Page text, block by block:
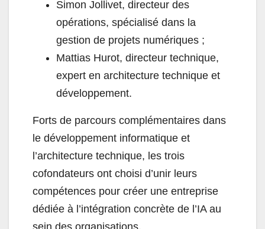
Simon Jollivet, directeur des
opérations, spécialisé dans la
gestion de projets numériques ;
Mattias Hurot, directeur technique,
expert en architecture technique et
développement.
Forts de parcours complémentaires dans
le développement informatique et
l’architecture technique, les trois
cofondateurs ont choisi d’unir leurs
compétences pour créer une entreprise
dédiée à l’intégration concrète de l’IA au